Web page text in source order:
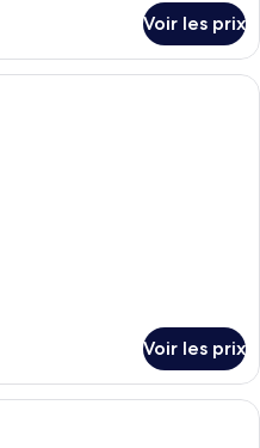
Voir les prix
Une chambre d’hôtel comprenant
Voir les prix
Une chambre d’hôtel avec un